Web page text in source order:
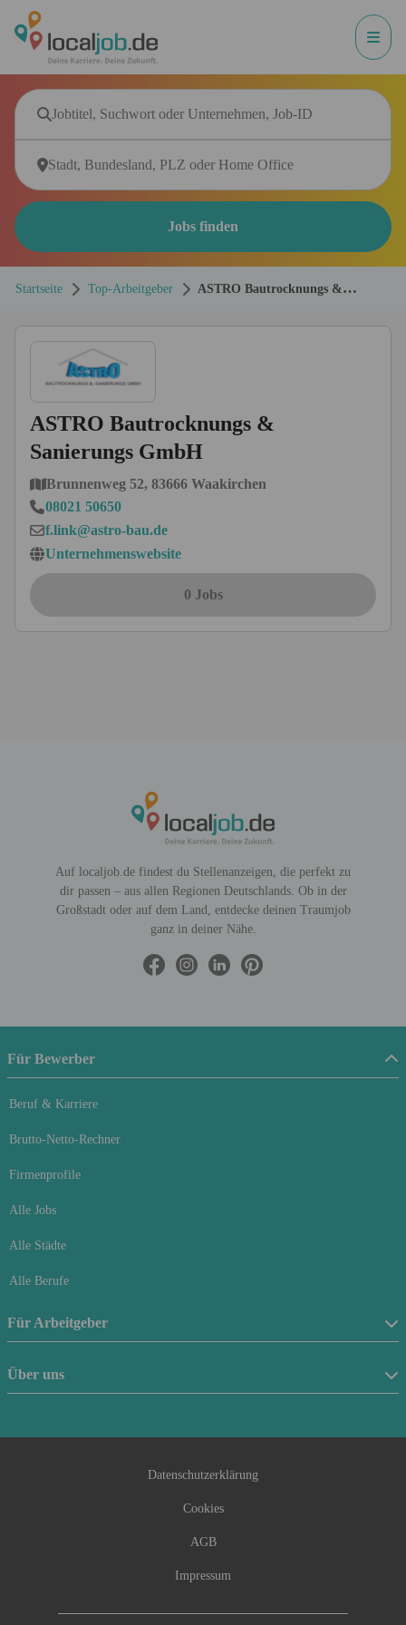
Jobs finden
Startseite Top-Arbeitgeber
ASTRO Bautrocknungs &
ASTRO Bautrocknungs &
Sanierungs GmbH
Brunnenweg 52, 83666 Waakirchen
08021 50650
f.link@astro-bau.de
Unternehmenswebsite
0 Jobs
Auf localjob.de findest du Stellenanzeigen, die perfekt zu
dir passen – aus allen Regionen Deutschlands. Ob in der
Großstadt oder auf dem Land, entdecke deinen Traumjob
ganz in deiner Nähe.
Für Bewerber
Beruf & Karriere
Brutto-Netto-Rechner
Firmenprofile
Alle Jobs
Alle Städte
Alle Berufe
Für Arbeitgeber
Stellenanzeige schalten
Beraterfinder
Über uns
Datenschutzerklärung
Cookies
AGB
Impressum